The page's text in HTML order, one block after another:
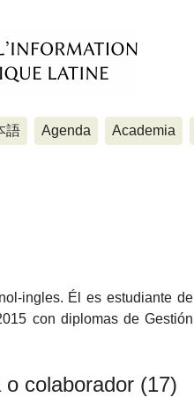
語 Agenda Academia
ingles. Él es estudiante de
con diplomas de Gestión
colaborador (17)